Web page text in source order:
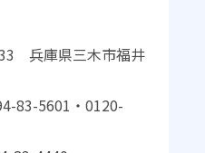
兵庫県三木市福井
83-5601・0120-